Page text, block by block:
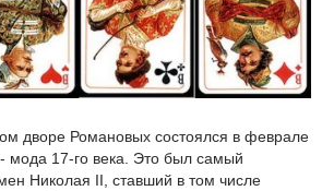
дворе Романовых состоялся в феврале
мода 17-го века. Это был самый
Николая II, ставший в том числе